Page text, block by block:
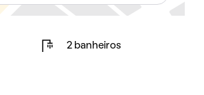
2 banheiros